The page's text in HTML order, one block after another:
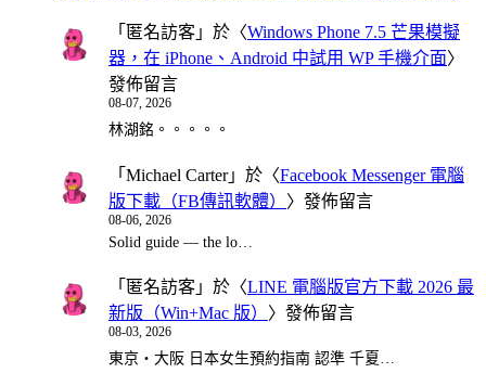
「 匿名訪客 」於〈Windows Phone 7.5 芒果模擬
器，在 iPhone、Android 中試用 WP 手機介面〉
發佈留言
08-07, 2026
林湖銘。。。。。
「 Michael Carter」於〈Facebook Messenger 電腦
版下載（FB傳訊軟體） 〉發佈留言
08-06, 2026
Solid guide — the lo…
「 匿名訪客 」於〈LINE 電腦版官方下載 2026 最
新版（Win+Mac 版） 〉發佈留言
08-03, 2026
東京・大阪 日本女生預約指南 認準 千夏…